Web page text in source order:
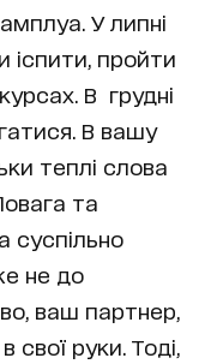
У липні
іспити, пройти
В грудні
В вашу
теплі слова
та
суспільно
не до
ваш партнер,
свої руки. Тоді,